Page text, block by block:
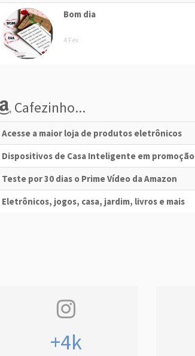
Bom dia
4 Fev
Cafezinho...
Acesse a maior loja de produtos eletrônicos
Dispositivos de Casa Inteligente em promoção
Teste por 30 dias o Prime Vídeo da Amazon
Eletrônicos, jogos, casa, jardim, livros e mais
+4k